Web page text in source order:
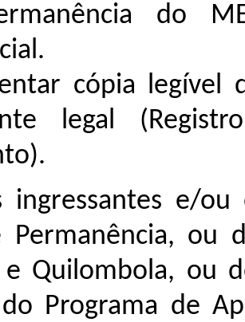
do
cópia legível
legal (
ingressantes e/
Permanência, ou
e Quilombola, ou
Programa de